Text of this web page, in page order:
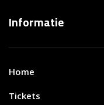
Informatie
Home
Tickets